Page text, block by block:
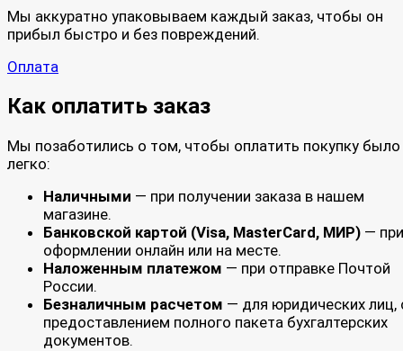
Мы аккуратно упаковываем каждый заказ, чтобы он
прибыл быстро и без повреждений.
Оплата
Как оплатить заказ
Мы позаботились о том, чтобы оплатить покупку было
легко:
Наличными — при получении заказа в нашем
магазине.
Банковской картой (Visa, MasterCard, МИР) — при
оформлении онлайн или на месте.
Наложенным платежом — при отправке Почтой
России.
Безналичным расчетом — для юридических лиц,
предоставлением полного пакета бухгалтерских
документов.